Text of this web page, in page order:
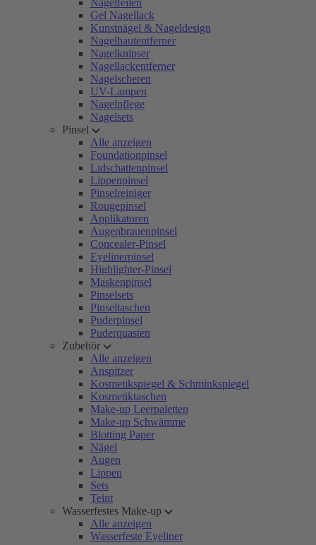
Nagelfeilen
Gel Nagellack
Kunstnägel & Nageldesign
Nagelhautentferner
Nagelknipser
Nagellackentferner
Nagelscheren
UV-Lampen
Nagelpflege
Nagelsets
Pinsel
Alle anzeigen
Foundationpinsel
Lidschattenpinsel
Lippenpinsel
Pinselreiniger
Rougepinsel
Applikatoren
Augenbrauenpinsel
Concealer-Pinsel
Eyelinerpinsel
Highlighter-Pinsel
Maskenpinsel
Pinselsets
Pinseltaschen
Puderpinsel
Puderquasten
Zubehör
Alle anzeigen
Anspitzer
Kosmetikspiegel & Schminkspiegel
Kosmetiktaschen
Make-up Leerpaletten
Make-up Schwämme
Blotting Paper
Nägel
Augen
Lippen
Sets
Teint
Wasserfestes Make-up
Alle anzeigen
Wasserfeste Eyeliner